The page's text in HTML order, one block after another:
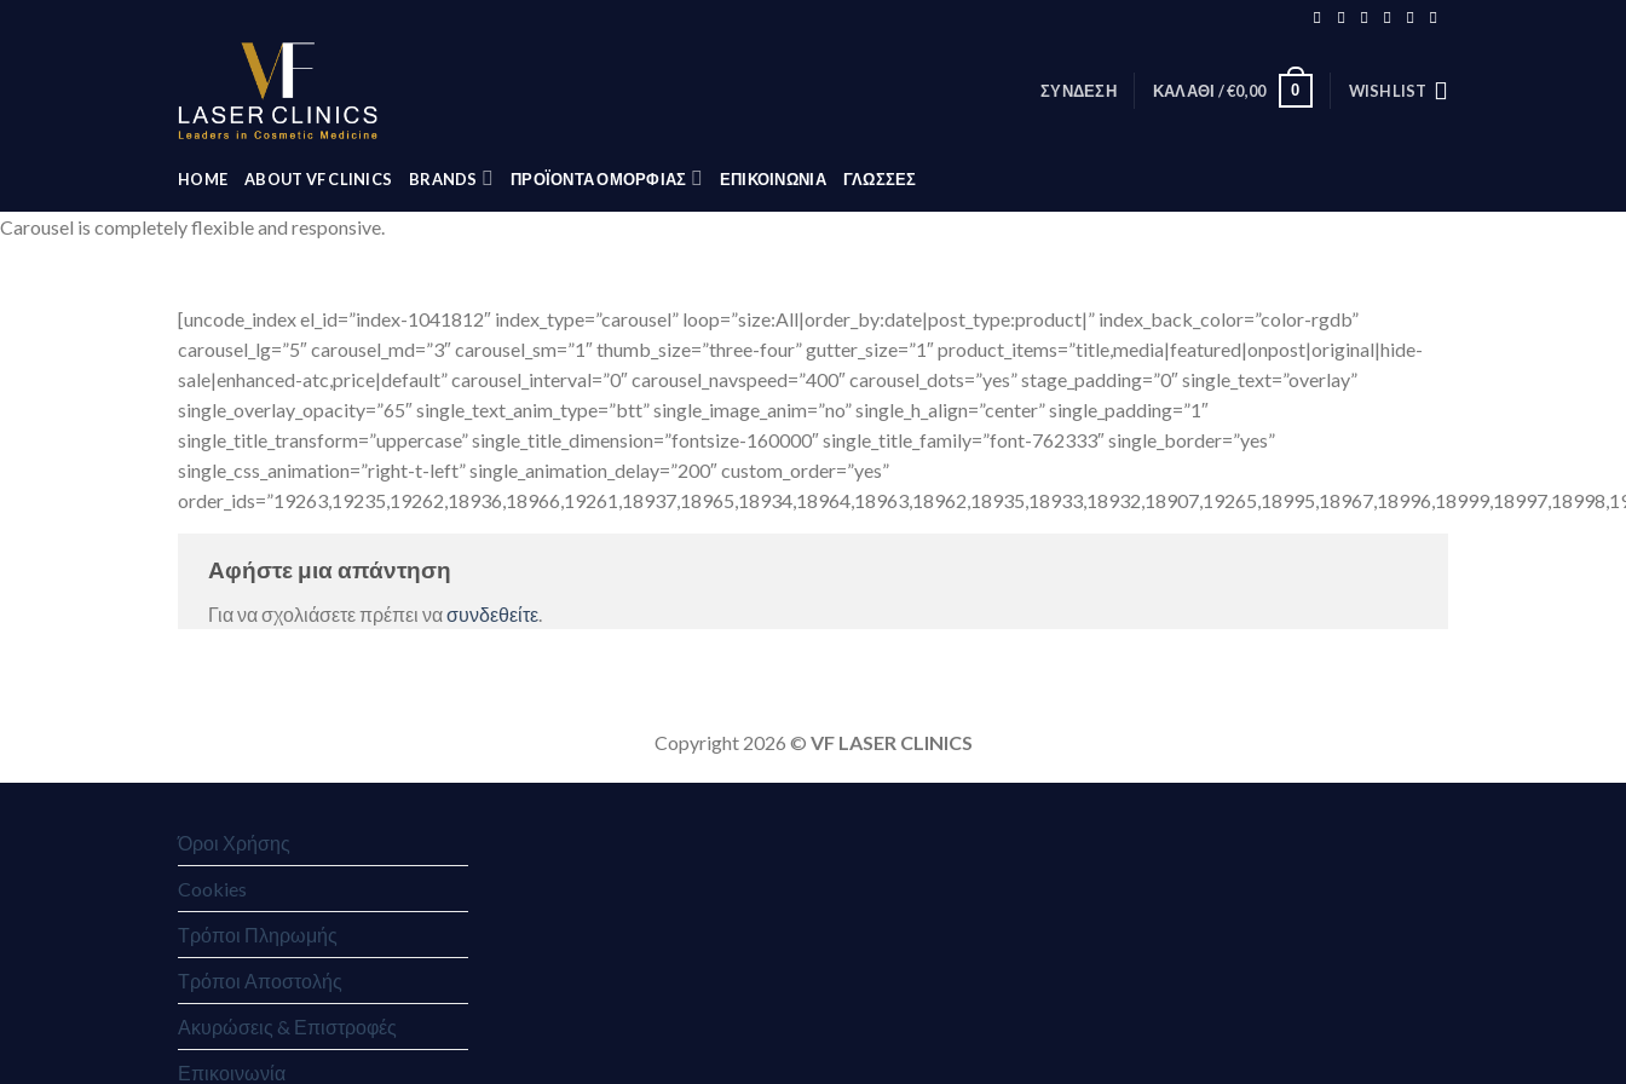
ΣΎΝΔΕΣΗ ΚΑΛΆΘΙ /€0,00 0 WISHLIST
HOME ABOUT VF CLINICS BRANDS ΠΡΟΪΟΝΤΑ ΟΜΟΡΦΙΑΣ ΕΠΙΚΟΙΝΩΝΙΑ ΓΛΏΣΣΕΣ
Carousel is completely flexible and responsive.
[uncode_index el_id=”index-1041812″ index_type=”carousel” loop=”size:All|order_by:date|post_type:product|” index_back_color=”color-rgdb”
carousel_lg=”5″ carousel_md=”3″ carousel_sm=”1″ thumb_size=”three-four” gutter_size=”1″ product_items=”title,media|featured|onpost|original|hide-
sale|enhanced-atc,price|default” carousel_interval=”0″ carousel_navspeed=”400″ carousel_dots=”yes” stage_padding=”0″ single_text=”overlay”
single_overlay_opacity=”65″ single_text_anim_type=”btt” single_image_anim=”no” single_h_align=”center” single_padding=”1″
single_title_transform=”uppercase” single_title_dimension=”fontsize-160000″ single_title_family=”font-762333″ single_border=”yes”
single_css_animation=”right-t-left” single_animation_delay=”200″ custom_order=”yes”
Αφήστε μια απάντηση
Για να σχολιάσετε πρέπει νασυνδεθείτε.
Copyright 2026 © VF LASER CLINICS
Όροι Χρήσης
Cookies
Τρόποι Πληρωμής
Τρόποι Αποστολής
Ακυρώσεις & Επιστροφές
Επικοινωνία